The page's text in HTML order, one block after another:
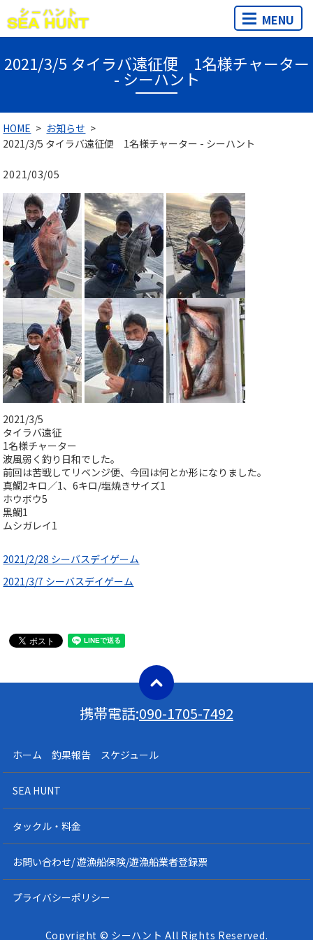
MENU
2021/3/5 タイラバ遠征便 1名様チャーター
- シーハント
HOME
お知らせ
2021/3/5 タイラバ遠征便 1名様チャーター - シーハント
2021/03/05
2021/3/5
タイラバ遠征
1名様チャーター
波風弱く釣り日和でした。
前回は苦戦してリベンジ便、今回は何とか形になりました。
真鯛2キロ／1、6キロ/塩焼きサイズ1
ホウボウ5
黒鯛1
ムシガレイ1
2021/2/28 シーバスデイゲーム
2021/3/7 シーバスデイゲーム
携帯電話:090-1705-7492
ホーム 釣果報告 スケジュール
SEA HUNT
タックル・料金
お問い合わせ/ 遊漁船保険/遊漁船業者登録票
プライバシーポリシー
Copyright © シーハント All Rights Reserved.